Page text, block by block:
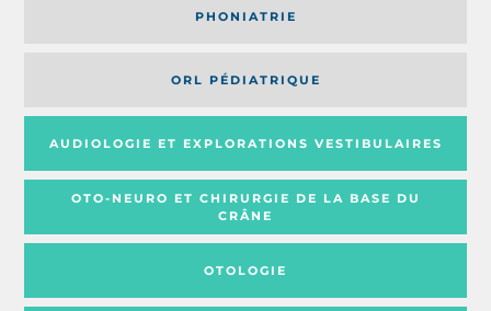
PHONIATRIE
ORL PÉDIATRIQUE
AUDIOLOGIE ET EXPLORATIONS VESTIBULAIRES
OTO-NEURO ET CHIRURGIE DE LA BASE DU
CRÂNE
OTOLOGIE